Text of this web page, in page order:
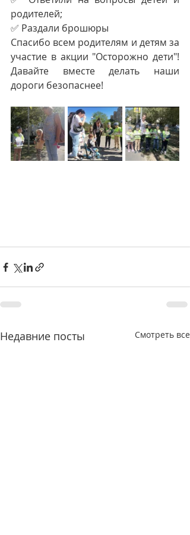
родителей;
✅ Раздали брошюры
Спасибо всем родителям и детям за
участие в акции "Осторожно дети"!
Давайте вместе делать наши
дороги безопаснее!
Недавние посты Смотреть все